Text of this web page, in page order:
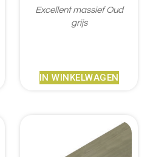
Excellent massief Oud
grijs
IN WINKELWAGEN